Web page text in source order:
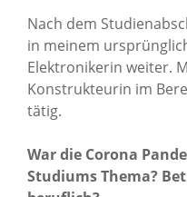
Nach dem
in meinem
Elektronikerin weiter.
Konstrukteurin im
tätig.
War die Corona
Studiums Thema?